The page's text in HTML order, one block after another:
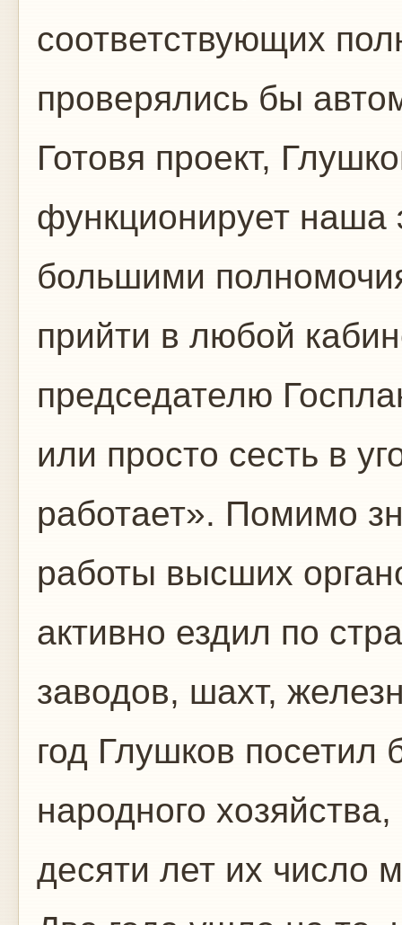
соответствующих
проверялись бы
Готовя проект,
функционирует наша
большими
прийти в любой
председателю
или просто сесть в
работает». Помимо
работы высших
активно ездил по
заводов, шахт,
год Глушков посетил
народного
десяти лет их число